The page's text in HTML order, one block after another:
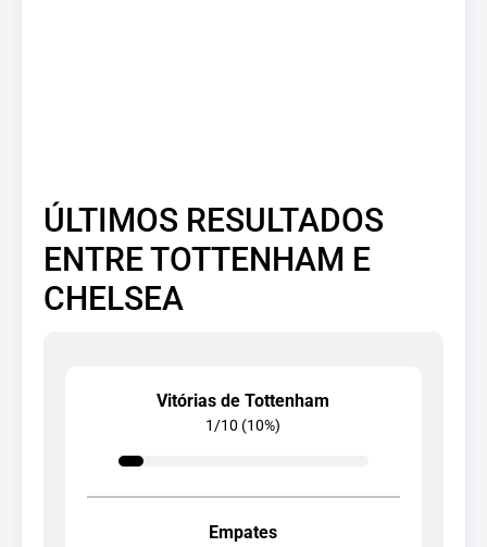
ÚLTIMOS RESULTADOS
ENTRE TOTTENHAM E
CHELSEA
Vitórias de Tottenham
1/10 (10%)
Empates